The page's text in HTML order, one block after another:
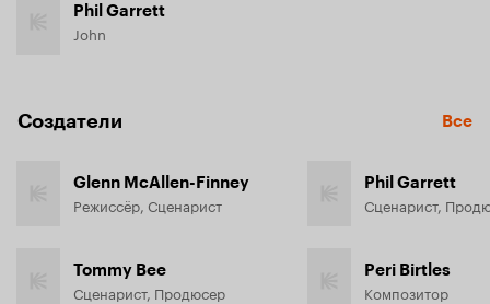
Phil Garrett
John
Создатели Все
Glenn McAllen-Finney
Режиссёр, Сценарист
Tommy Bee
Сценарист, Продюсер
Phil Garrett
Сценарист,
Peri Birtles
Композитор